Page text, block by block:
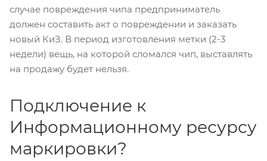
случае повреждения чипа предприниматель
должен составить акт о повреждении и заказать
новый КиЗ. В период изготовления метки (2-3
недели) вещь, на которой сломался чип, выставлять
на продажу будет нельзя.
Подключение к
Информационному ресурсу
маркировки?